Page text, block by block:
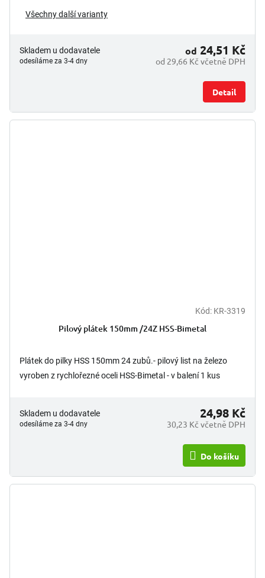
Všechny další varianty
Skladem u dodavatele
odesíláme za 3-4 dny od 29,66 Kč včetně DPH
od 24,51 Kč
Detail
Kód: KR-3319
Pilový plátek 150mm /24Z HSS-Bimetal
Plátek do pilky HSS 150mm 24 zubů.- pilový list na železo
vyroben z rychlořezné oceli HSS-Bimetal - v balení 1 kus
Skladem u dodavatele
odesíláme za 3-4 dny 30,23 Kč včetně DPH
24,98 Kč
Do košíku